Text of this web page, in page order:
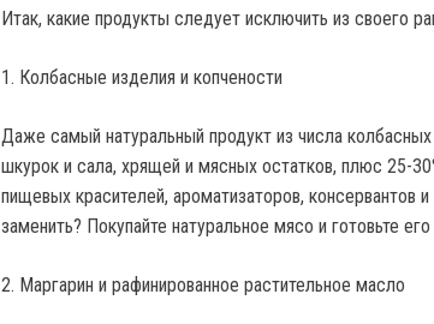
Итак, какие продукты следует исключить из своего
1. Колбасные изделия и копчености
Даже самый натуральный продукт из числа
шкурок и сала, хрящей и мясных остатков, плюс 25-
пищевых красителей, ароматизаторов, консервантов
заменить? Покупайте натуральное мясо и готовьте
2. Маргарин и рафинированное растительное масло